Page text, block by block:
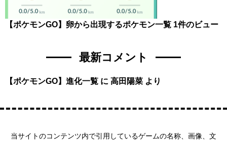
【ポケモンGO】卵から出現するポケモン一覧 1件のビュー
最新コメント
【ポケモンGO】進化一覧 に 高田陽菜 より
当サイトのコンテンツ内で引用しているゲームの名称、画像、文